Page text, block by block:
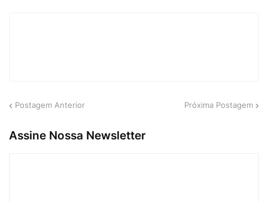
Postagem Anterior Próxima Postagem
Assine Nossa Newsletter